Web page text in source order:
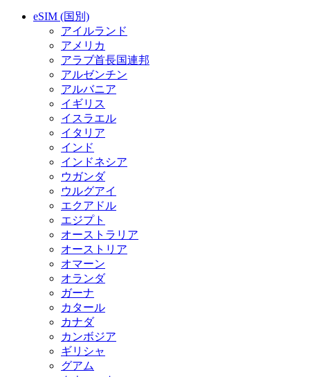
eSIM (国別)
アイルランド
アメリカ
アラブ首長国連邦
アルゼンチン
アルバニア
イギリス
イスラエル
イタリア
インド
インドネシア
ウガンダ
ウルグアイ
エクアドル
エジプト
オーストラリア
オーストリア
オマーン
オランダ
ガーナ
カタール
カナダ
カンボジア
ギリシャ
グアム